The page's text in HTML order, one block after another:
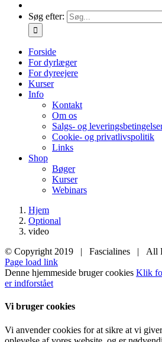
Søg efter:
Forside
For dyrlæger
For dyreejere
Kurser
Info
Kontakt
Om os
Salgs- og
Cookie- og privatlivspolitik
Links
Shop
Bøger
Kurser
Webinars
Hjem
Optional
video
© Copyright 2019 | Fascialines | All
Page load link
Denne hjemmeside bruger cookies Klik
er indforstået
Vi bruger cookies
Vi anvender cookies for at sikre at vi